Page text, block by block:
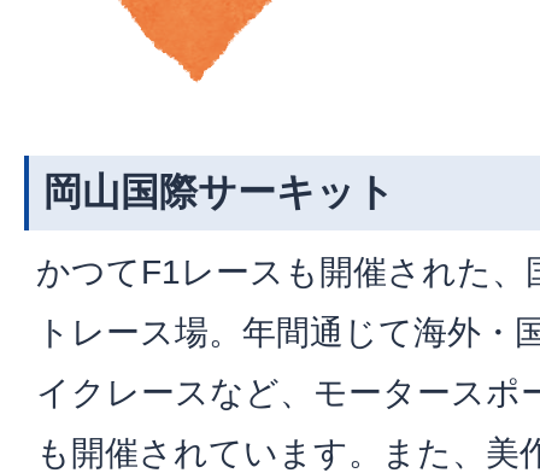
岡山国際サーキット
かつてF1レースも開催された、
トレース場。年間通じて海外・
イクレースなど、モータースポ
も開催されています。また、美